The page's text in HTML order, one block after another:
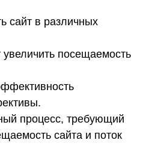
сайт в различных
увеличить посещаемость
процесс, требующий
сайта и поток